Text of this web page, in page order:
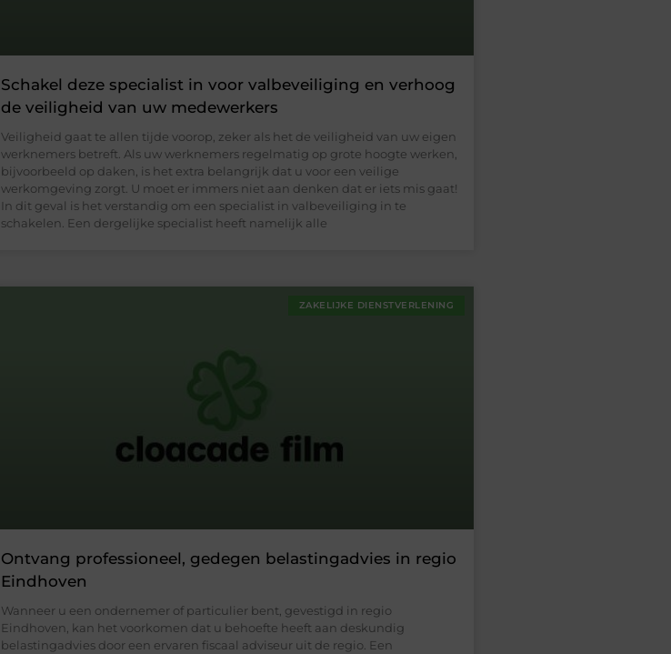
Schakel deze specialist in voor valbeveiliging en verhoog
de veiligheid van uw medewerkers
Veiligheid gaat te allen tijde voorop, zeker als het de veiligheid van uw eigen
werknemers betreft. Als uw werknemers regelmatig op grote hoogte werken,
bijvoorbeeld op daken, is het extra belangrijk dat u voor een veilige
werkomgeving zorgt. U moet er immers niet aan denken dat er iets mis gaat!
In dit geval is het verstandig om een specialist in valbeveiliging in te
schakelen. Een dergelijke specialist heeft namelijk alle
ZAKELIJKE DIENSTVERLENING
Ontvang professioneel, gedegen belastingadvies in regio
Eindhoven
Wanneer u een ondernemer of particulier bent, gevestigd in regio
Eindhoven, kan het voorkomen dat u behoefte heeft aan deskundig
belastingadvies door een ervaren fiscaal adviseur uit de regio. Een